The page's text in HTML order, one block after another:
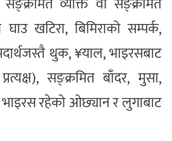
खटिरा, बिमिराको सम्पर्क,
थुक, ¥याल, भाइरसबाट
सङ्क्रमित बाँदर, मुसा,
रहेको ओछ्यान र लुगाबाट